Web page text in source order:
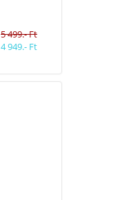
5 499.- Ft
4 949.- Ft